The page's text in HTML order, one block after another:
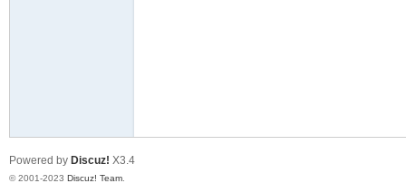
Powered by Discuz! X3.4
© 2001-2023 Discuz! Team